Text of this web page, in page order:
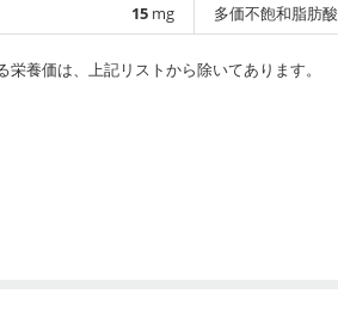
15 mg
多価不飽和脂肪酸
養価は、上記リストから除いてあります。